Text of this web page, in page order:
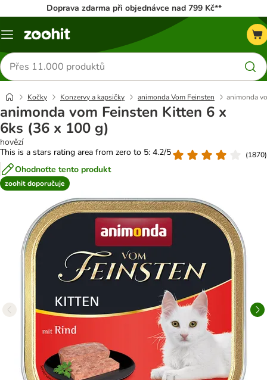
Doprava zdarma při objednávce nad 799 Kč**
Menu
Hledat
produkty
Kočky Konzervy a kapsičky animonda Vom Feinsten animonda
animonda vom Feinsten Kitten 6 x
6ks (36 x 100 g)
hovězí
This is a stars rating area from zero to 5: 4.2/5
(1870)
Ohodnoťte tento produkt
zoohit doporučuje